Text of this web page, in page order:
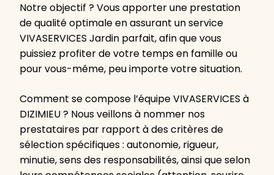
Notre objectif ? Vous apporter une prestation
de qualité optimale en assurant un service
VIVASERVICES Jardin parfait, afin que vous
puissiez profiter de votre temps en famille ou
pour vous-même, peu importe votre situation.
Comment se compose l’équipe VIVASERVICES à
DIZIMIEU ? Nous veillons à nommer nos
prestataires par rapport à des critères de
sélection spécifiques : autonomie, rigueur,
minutie, sens des responsabilités, ainsi que selon